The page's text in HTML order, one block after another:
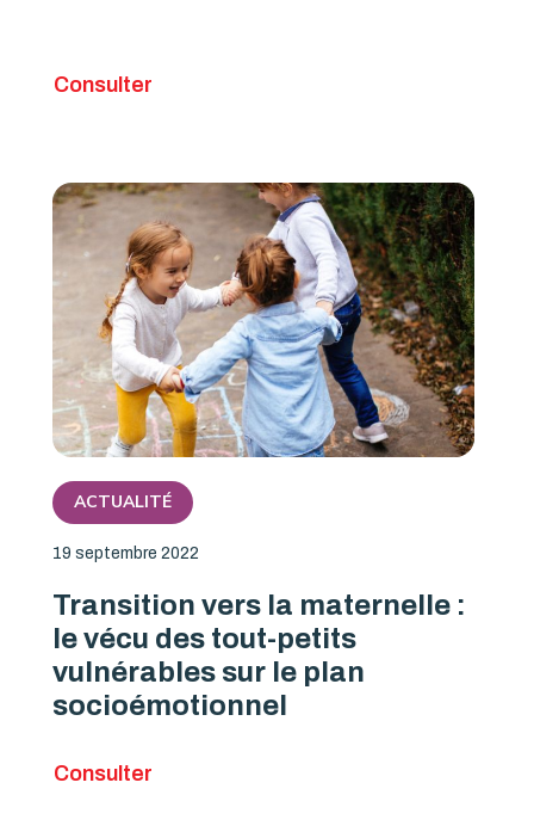
Consulter
ACTUALITÉ
19 septembre 2022
Transition vers la maternelle :
le vécu des tout-petits
vulnérables sur le plan
socioémotionnel
Consulter